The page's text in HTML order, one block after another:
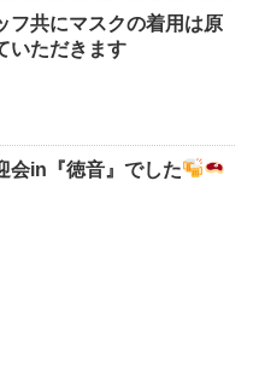
フ共にマスクの着用は原
いただきます
会in『徳音』でした